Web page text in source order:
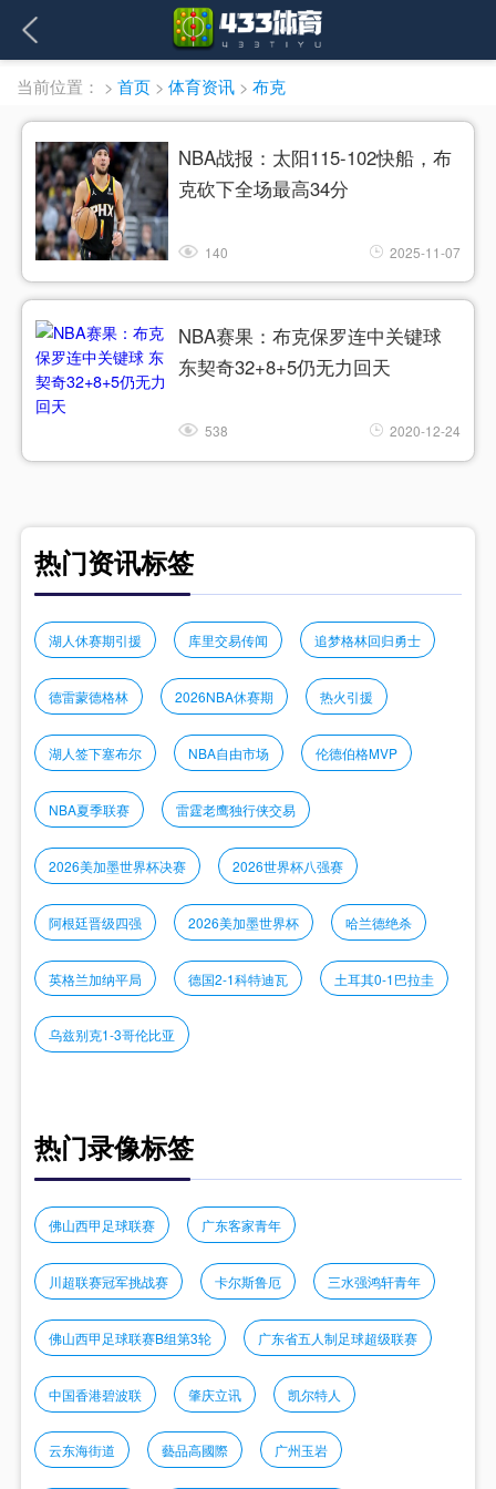
当前位置： > 首页 > 体育资讯 > 布克
NBA战报：太阳115-102快船，布
克砍下全场最高34分
140 2025-11-07
NBA赛果：布克保罗连中关键球
东契奇32+8+5仍无力回天
538 2020-12-24
热门资讯标签
湖人休赛期引援 库里交易传闻 追梦格林回归勇士
德雷蒙德格林 2026NBA休赛期 热火引援
湖人签下塞布尔 NBA自由市场 伦德伯格MVP
NBA夏季联赛 雷霆老鹰独行侠交易
2026美加墨世界杯决赛 2026世界杯八强赛
阿根廷晋级四强 2026美加墨世界杯 哈兰德绝杀
英格兰加纳平局 德国2-1科特迪瓦 土耳其0-1巴拉圭
乌兹别克1-3哥伦比亚
热门录像标签
佛山西甲足球联赛 广东客家青年
川超联赛冠军挑战赛 卡尔斯鲁厄 三水强鸿轩青年
佛山西甲足球联赛B组第3轮 广东省五人制足球超级联赛
中国香港碧波联 肇庆立讯 凯尔特人
云东海街道 藝品高國際 广州玉岩